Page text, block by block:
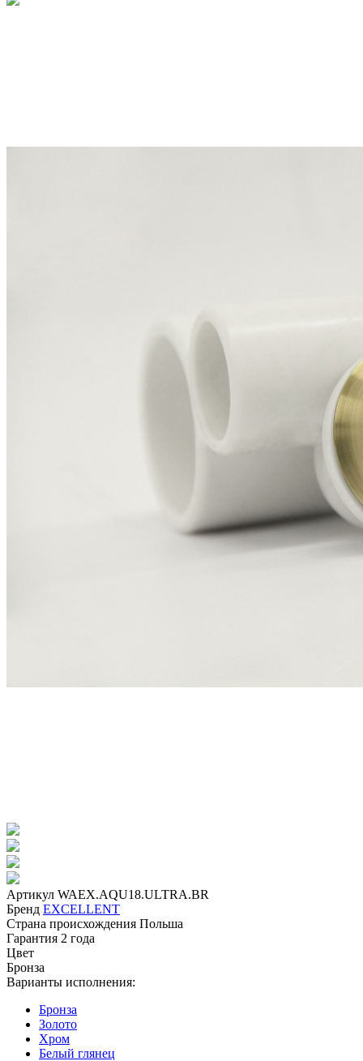
Артикул WAEX.AQU18.ULTRA.BR
Бренд EXCELLENT
Страна происхождения Польша
Гарантия 2 года
Цвет
Бронза
Варианты исполнения:
Бронза
Золото
Хром
Белый глянец